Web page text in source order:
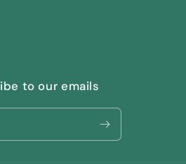
to our emails